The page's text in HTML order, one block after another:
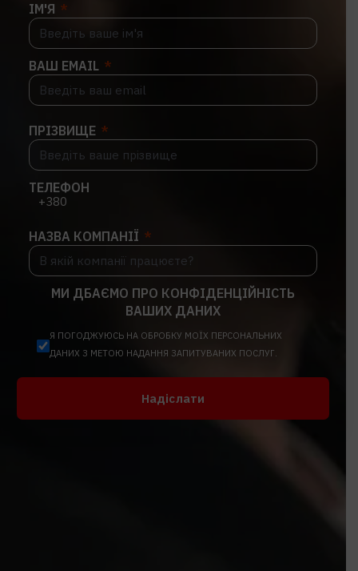
ІМ'Я
ВАШ EMAIL
ПРІЗВИЩЕ
ТЕЛЕФОН
НАЗВА КОМПАНІЇ
МИ ДБАЄМО ПРО КОНФІДЕНЦІЙНІСТЬ
ВАШИХ ДАНИХ
Я ПОГОДЖУЮСЬ НА ОБРОБКУ МОЇХ ПЕРСОНАЛЬНИХ
ДАНИХ З МЕТОЮ НАДАННЯ ЗАПИТУВАНИХ ПОСЛУГ.
Надіслати